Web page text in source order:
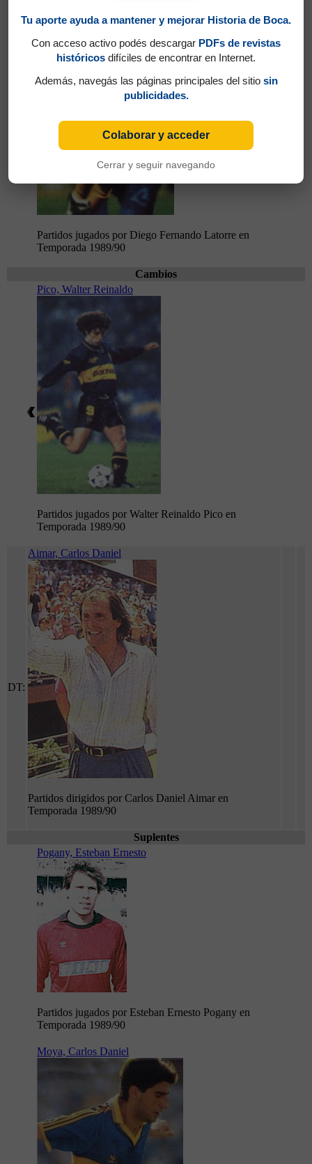
Partidos jugados por Diego Fernando Latorre en
Temporada 1989/90
Cambios
Pico, Walter Reinaldo
Partidos jugados por Walter Reinaldo Pico en
Temporada 1989/90
DT:
Aimar, Carlos Daniel
Partidos dirigidos por Carlos Daniel Aimar en
Temporada 1989/90
Suplentes
Pogany, Esteban Ernesto
Partidos jugados por Esteban Ernesto Pogany en
Temporada 1989/90
Moya, Carlos Daniel
Tu aporte ayuda a mantener y mejorar Historia de Boca.
Con acceso activo podés descargar PDFs de revistas
históricos difíciles de encontrar en Internet.
Además, navegás las páginas principales del sitio sin
publicidades.
Colaborar y acceder
Cerrar y seguir navegando